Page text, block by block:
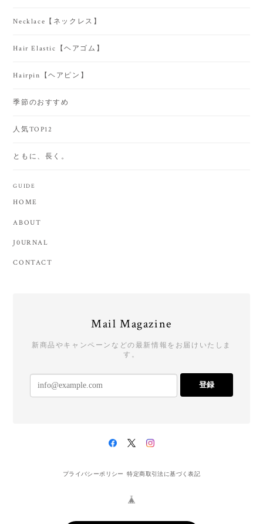
Necklace【ネックレス】
Hair Elastic【ヘアゴム】
Hairpin【ヘアピン】
季節のおすすめ
人気TOP12
ともに、長く。
GUIDE
HOME
ABOUT
J0URNAL
CONTACT
Mail Magazine
新商品やキャンペーンなどの最新情報をお届けいたしま
す。
登録
プライバシーポリシー 特定商取引法に基づく表記